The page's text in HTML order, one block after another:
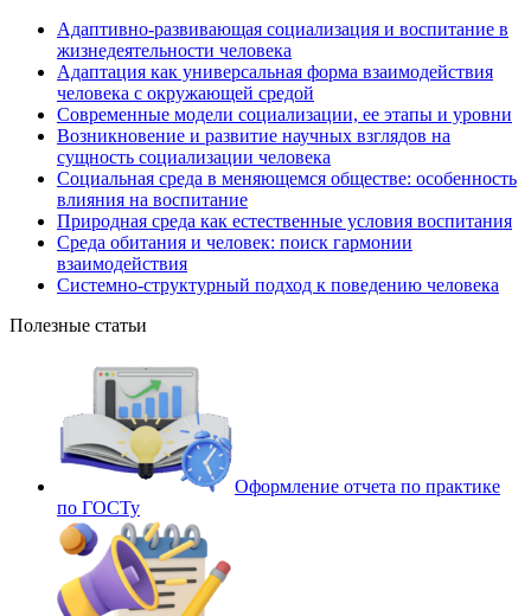
Адаптивно-развивающая социализация и воспитание в
жизнедеятельности человека
Адаптация как универсальная форма взаимодействия
человека с окружающей средой
Современные модели социализации, ее этапы и уровни
Возникновение и развитие научных взглядов на
сущность социализации человека
Социальная среда в меняющемся обществе: особенность
влияния на воспитание
Природная среда как естественные условия воспитания
Среда обитания и человек: поиск гармонии
взаимодействия
Системно-структурный подход к поведению человека
Полезные статьи
Оформление отчета по практике
по ГОСТу